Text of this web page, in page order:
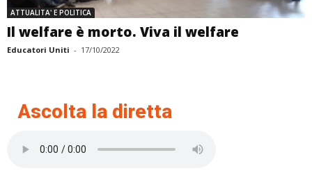
ATTUALITA' E POLITICA
Il welfare è morto. Viva il welfare
Educatori Uniti - 17/10/2022
Ascolta la diretta